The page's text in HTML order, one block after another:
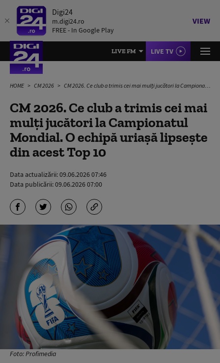
Digi24
m.digi24.ro
FREE - In Google Play
VIEW
LIVE FM LIVE TV
HOME CM 2026 CM 2026. Ce club a trimis cei mai mulți jucători la Campionatul Mondial. O echipă uriașă lipsește din acest Top 10
CM 2026. Ce club a trimis cei mai
mulți jucători la Campionatul
Mondial. O echipă uriașă lipsește
din acest Top 10
Data actualizării:09.06.2026 07:46
Data publicării:09.06.2026 07:00
Foto: Profimedia